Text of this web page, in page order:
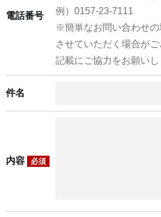
電話番号
例）0157-23-7111
※簡単なお問い合わせ
させていただく場合が
記載にご協力をお願いし
件名
内容 必須